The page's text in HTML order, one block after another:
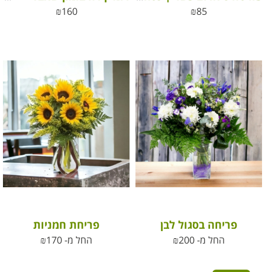
₪85
₪160
פריחה בסגול לבן
החל מ- ₪200
פריחת חמניות
החל מ- ₪170